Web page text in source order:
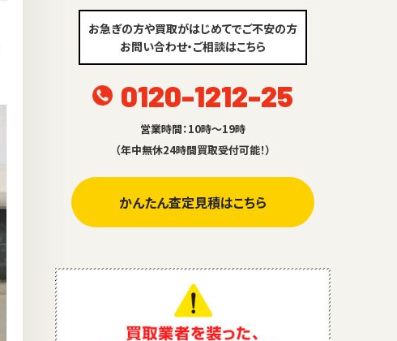
お急ぎの方や買取がはじめてでご不安の方
お問い合わせ・ご相談はこちら
0120-1212-25
営業時間：10時～19時
（年中無休24時間買取受付可能！）
かんたん査定見積はこちら